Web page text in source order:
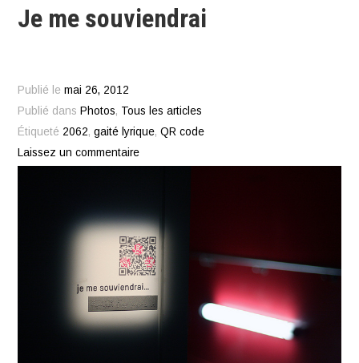
Je me souviendrai
Publié lemai 26, 2012
Publié dans Photos, Tous les articles
Étiqueté 2062,gaité lyrique,QR code
Laissez un commentaire